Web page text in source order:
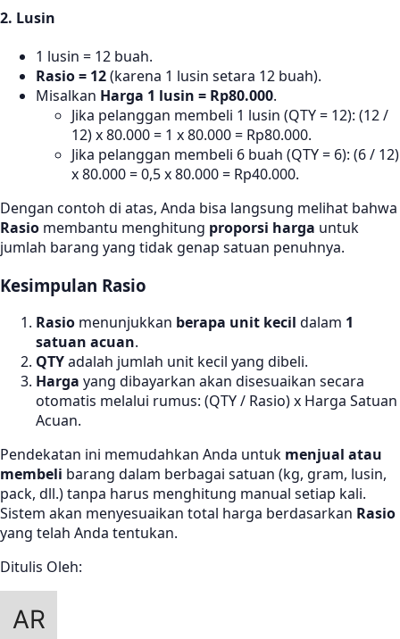
2. Lusin
1 lusin = 12 buah.
Rasio = 12(karena 1 lusin setara 12 buah).
Misalkan Harga 1 lusin = Rp80.000.
Jika pelanggan membeli 1 lusin (QTY = 12): (12 /
12) x 80.000 = 1 x 80.000 = Rp80.000.
Jika pelanggan membeli 6 buah (QTY = 6): (6 / 12)
x 80.000 = 0,5 x 80.000 = Rp40.000.
Dengan contoh di atas, Anda bisa langsung melihat bahwa
Rasio membantu menghitung proporsi harga untuk
jumlah barang yang tidak genap satuan penuhnya.
Kesimpulan Rasio
Rasio menunjukkan berapa unit kecil dalam 1
satuan acuan.
QTYadalah jumlah unit kecil yang dibeli.
Harga yang dibayarkan akan disesuaikan secara
otomatis melalui rumus: (QTY / Rasio) x Harga Satuan
Acuan.
Pendekatan ini memudahkan Anda untuk menjual atau
membeli barang dalam berbagai satuan (kg, gram, lusin,
pack, dll.) tanpa harus menghitung manual setiap kali.
Sistem akan menyesuaikan total harga berdasarkan Rasio
yang telah Anda tentukan.
Ditulis Oleh: